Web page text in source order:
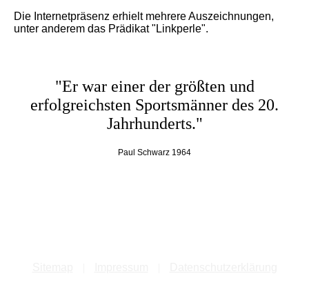
Die Internetpräsenz erhielt mehrere Auszeichnungen,
unter anderem das Prädikat "Linkperle".
"Er war einer der größten und
erfolgreichsten Sportsmänner des 20.
Jahrhunderts."
Paul Schwarz 1964